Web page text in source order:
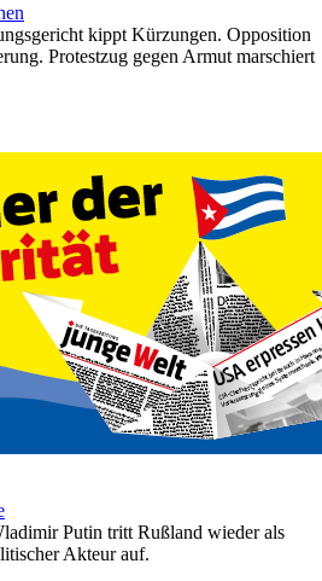
kippt Kürzungen. Opposition
Protestzug gegen Armut marschiert
Putin tritt Rußland wieder als
Akteur auf.